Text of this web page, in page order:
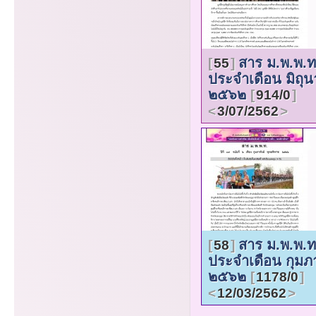
55
สาร ม.พ.พ.
ประจำเดือน มิถุ
๒๕๖๒
914/0
3/07/2562
58
สาร ม.พ.พ.
ประจำเดือน กุม
๒๕๖๒
1178/0
12/03/2562